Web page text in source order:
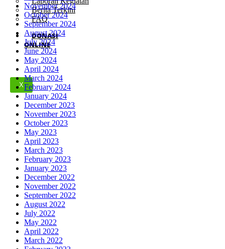
Berita Terkini
FAQ
DONASI
ONLINE
X
November 2024
October 2024
September 2024
August 2024
July 2024
June 2024
May 2024
April 2024
March 2024
February 2024
January 2024
December 2023
November 2023
October 2023
May 2023
April 2023
March 2023
February 2023
January 2023
December 2022
November 2022
September 2022
August 2022
July 2022
May 2022
April 2022
March 2022